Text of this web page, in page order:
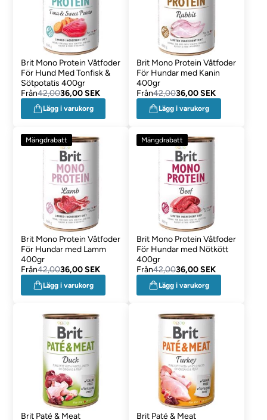
Brit Mono Protein Våtfoder
För Hund Med Tonfisk &
Sötpotatis 400gr
Från42,0036,00 SEK
Lägg i varukorg
Brit Mono Protein Våtfoder
För Hundar med Kanin
400gr
Från42,0036,00 SEK
Lägg i varukorg
Mängdrabatt
Brit Mono Protein Våtfoder
För Hundar med Lamm
400gr
Från42,0036,00 SEK
Lägg i varukorg
Mängdrabatt
Brit Mono Protein Våtfoder
För Hundar med Nötkött
400gr
Från42,0036,00 SEK
Lägg i varukorg
Brit Paté & Meat
Brit Paté & Meat